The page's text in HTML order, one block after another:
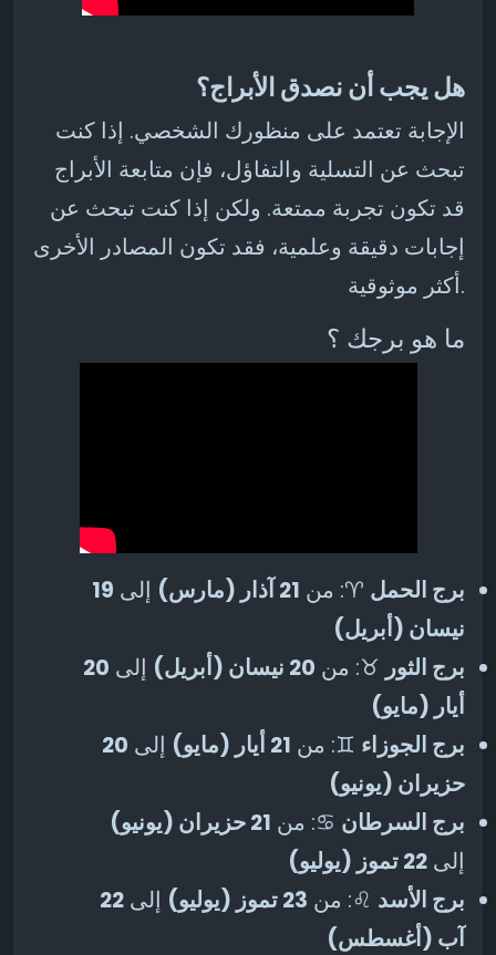
هل يجب أن نصدق الأبراج؟
الإجابة تعتمد على منظورك الشخصي. إذا كنت
تبحث عن التسلية والتفاؤل، فإن متابعة الأبراج
قد تكون تجربة ممتعة. ولكن إذا كنت تبحث عن
إجابات دقيقة وعلمية، فقد تكون المصادر الأخرى
أكثر موثوقية.
ما هو برجك ؟
برج الحمل ♈: من 21 آذار (مارس) إلى 19
نيسان (أبريل)
برج الثور ♉: من 20 نيسان (أبريل) إلى 20
أيار (مايو)
برج الجوزاء ♊: من 21 أيار (مايو) إلى 20
حزيران (يونيو)
برج السرطان ♋: من 21 حزيران (يونيو)
إلى 22 تموز (يوليو)
برج الأسد ♌: من 23 تموز (يوليو) إلى 22
آب (أغسطس)